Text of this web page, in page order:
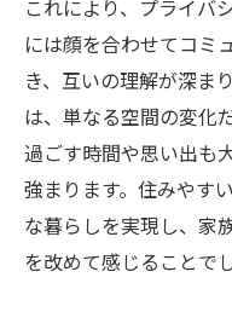
これにより、プライバ
には顔を合わせてコミ
き、互いの理解が深ま
は、単なる空間の変化
過ごす時間や思い出も
強まります。住みやす
な暮らしを実現し、家
を改めて感じることで